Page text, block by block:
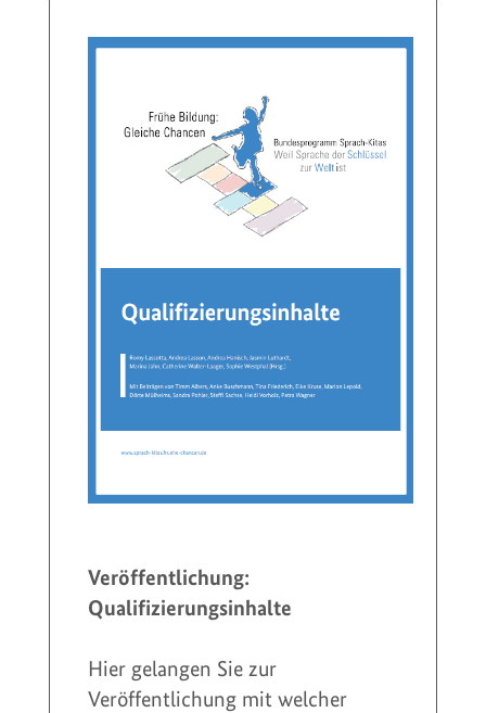
Veröffentlichung:
Qualifizierungsinhalte
Hier gelangen Sie zur
Veröffentlichung mit welcher